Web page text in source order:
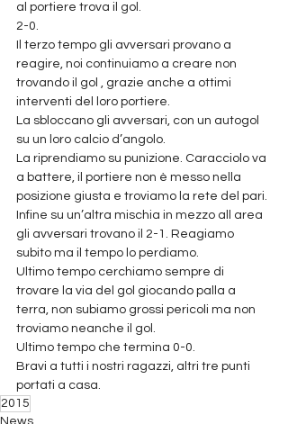
al portiere trova il gol.
2-0.
Il terzo tempo gli avversari provano a
reagire, noi continuiamo a creare non
trovando il gol , grazie anche a ottimi
interventi del loro portiere.
La sbloccano gli avversari, con un autogol
su un loro calcio d’angolo.
La riprendiamo su punizione. Caracciolo va
a battere, il portiere non è messo nella
posizione giusta e troviamo la rete del pari.
Infine su un’altra mischia in mezzo all area
gli avversari trovano il 2-1. Reagiamo
subito ma il tempo lo perdiamo.
Ultimo tempo cerchiamo sempre di
trovare la via del gol giocando palla a
terra, non subiamo grossi pericoli ma non
troviamo neanche il gol.
Ultimo tempo che termina 0-0.
Bravi a tutti i nostri ragazzi, altri tre punti
portati a casa.
2015
News